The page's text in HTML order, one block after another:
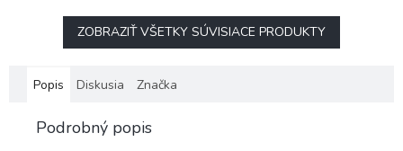
ZOBRAZIŤ VŠETKY SÚVISIACE PRODUKTY
Popis Diskusia Značka
Podrobný popis